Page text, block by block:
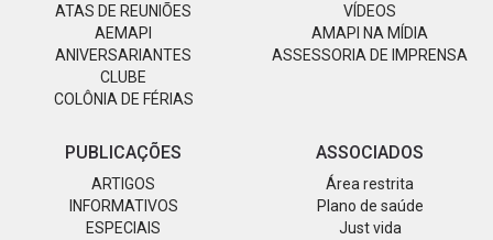
ATAS DE REUNIÕES
AEMAPI
ANIVERSARIANTES
CLUBE
COLÔNIA DE FÉRIAS
VÍDEOS
AMAPI NA MÍDIA
ASSESSORIA DE IMPRENSA
PUBLICAÇÕES
ARTIGOS
INFORMATIVOS
ESPECIAIS
ASSOCIADOS
Área restrita
Plano de saúde
Just vida